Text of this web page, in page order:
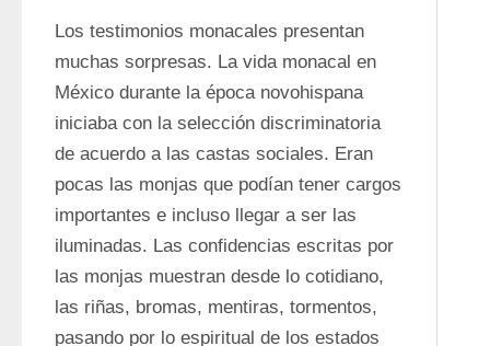
Los testimonios monacales presentan
muchas sorpresas. La vida monacal en
México durante la época novohispana
iniciaba con la selección discriminatoria
de acuerdo a las castas sociales. Eran
pocas las monjas que podían tener cargos
importantes e incluso llegar a ser las
iluminadas. Las confidencias escritas por
las monjas muestran desde lo cotidiano,
las riñas, bromas, mentiras, tormentos,
pasando por lo espiritual de los estados